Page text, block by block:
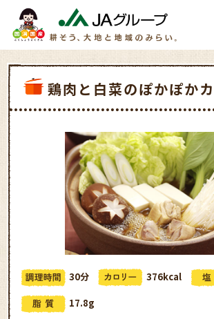
鶏肉と白菜のぽかぽか
30分 376kcal
17.8g